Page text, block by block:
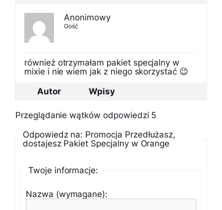
Anonimowy
Gość
również otrzymałam pakiet specjalny w
mixie i nie wiem jak z niego skorzystać 😉
Autor
Wpisy
Przeglądanie wątków odpowiedzi 5
Odpowiedz na: Promocja Przedłużasz,
dostajesz Pakiet Specjalny w Orange
Twoje informacje:
Nazwa (wymagane):